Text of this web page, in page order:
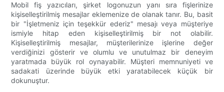
Mobil fiş yazıcıları, şirket logonuzun yanı sıra fişlerinize
kişiselleştirilmiş mesajlar eklemenize de olanak tanır. Bu, basit
bir "İşletmeniz için teşekkür ederiz" mesajı veya müşteriye
ismiyle hitap eden kişiselleştirilmiş bir not olabilir.
Kişiselleştirilmiş mesajlar, müşterilerinize işlerine değer
verdiğinizi gösterir ve olumlu ve unutulmaz bir deneyim
yaratmada büyük rol oynayabilir. Müşteri memnuniyeti ve
sadakati üzerinde büyük etki yaratabilecek küçük bir
dokunuştur.